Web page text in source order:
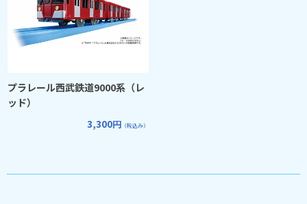
プラレール西武鉄道9000系（レ
ッド）
3,300円 （税込み）